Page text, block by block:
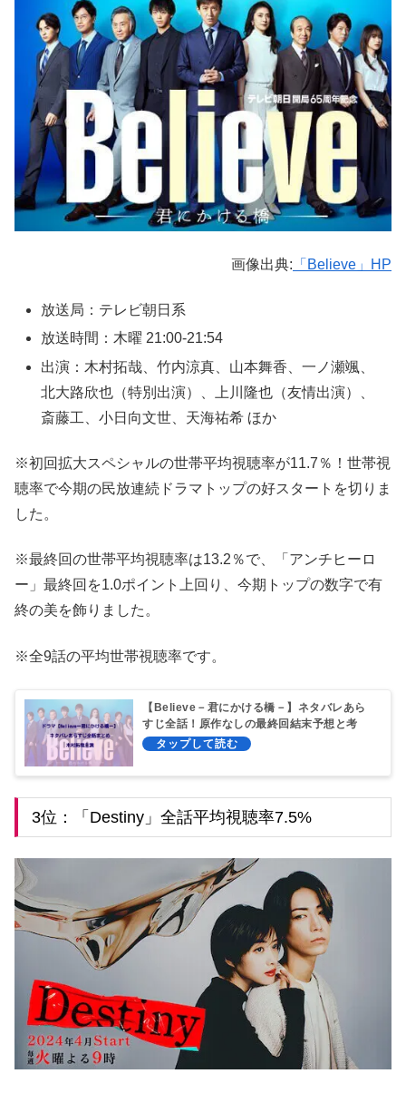
画像出典: 「Believe」HP
放送局：テレビ朝日系
放送時間：木曜 21:00-21:54
出演：木村拓哉、竹内涼真、山本舞香、一ノ瀬颯、
北大路欣也（特別出演）、上川隆也（友情出演）、
斎藤工、小日向文世、天海祐希 ほか
※初回拡大スペシャルの世帯平均視聴率が11.7％！世帯視
聴率で今期の民放連続ドラマトップの好スタートを切りま
した。
※最終回の世帯平均視聴率は13.2％で、「アンチヒーロ
ー」最終回を1.0ポイント上回り、今期トップの数字で有
終の美を飾りました。
※全9話の平均世帯視聴率です。
【Believe－君にかける橋－】ネタバレあら
すじ全話！原作なしの最終回結末予想と考
察！
3位：「Destiny」全話平均視聴率7.5%